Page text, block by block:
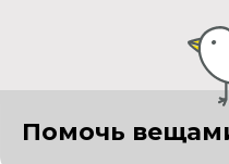
Помочь